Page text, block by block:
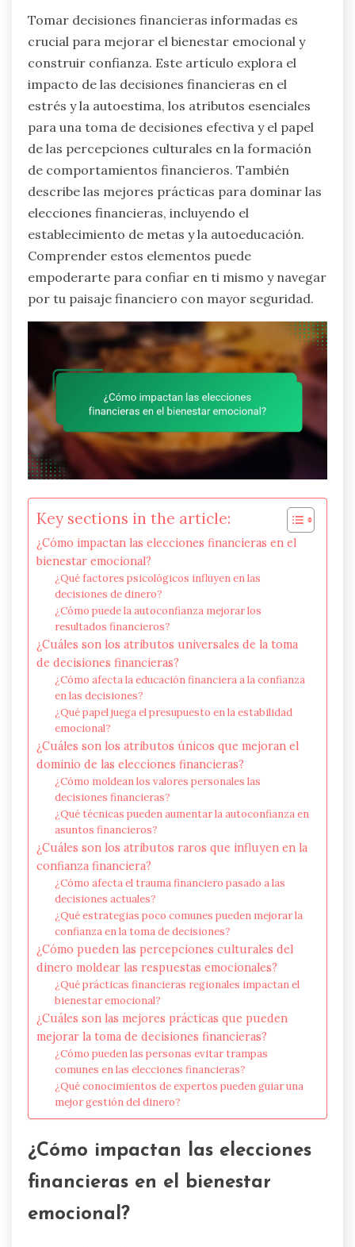
Tomar decisiones financieras informadas es
crucial para mejorar el bienestar emocional y
construir confianza. Este artículo explora el
impacto de las decisiones financieras en el
estrés y la autoestima, los atributos esenciales
para una toma de decisiones efectiva y el papel
de las percepciones culturales en la formación
de comportamientos financieros. También
describe las mejores prácticas para dominar las
elecciones financieras, incluyendo el
establecimiento de metas y la autoeducación.
Comprender estos elementos puede
empoderarte para confiar en ti mismo y navegar
por tu paisaje financiero con mayor seguridad.
Key sections in the article:
¿Cómo impactan las elecciones financieras en el
bienestar emocional?
¿Qué factores psicológicos influyen en las
decisiones de dinero?
¿Cómo puede la autoconfianza mejorar los
resultados financieros?
¿Cuáles son los atributos universales de la toma
de decisiones financieras?
¿Cómo afecta la educación financiera a la confianza
en las decisiones?
¿Qué papel juega el presupuesto en la estabilidad
emocional?
¿Cuáles son los atributos únicos que mejoran el
dominio de las elecciones financieras?
¿Cómo moldean los valores personales las
decisiones financieras?
¿Qué técnicas pueden aumentar la autoconfianza en
asuntos financieros?
¿Cuáles son los atributos raros que influyen en la
confianza financiera?
¿Cómo afecta el trauma financiero pasado a las
decisiones actuales?
¿Qué estrategias poco comunes pueden mejorar la
confianza en la toma de decisiones?
¿Cómo pueden las percepciones culturales del
dinero moldear las respuestas emocionales?
¿Qué prácticas financieras regionales impactan el
bienestar emocional?
¿Cuáles son las mejores prácticas que pueden
mejorar la toma de decisiones financieras?
¿Cómo pueden las personas evitar trampas
comunes en las elecciones financieras?
¿Qué conocimientos de expertos pueden guiar una
mejor gestión del dinero?
¿Cómo impactan las elecciones
financieras en el bienestar
emocional?